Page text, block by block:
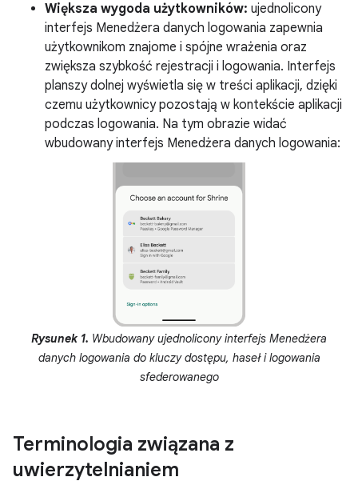
Większa wygoda użytkowników: ujednolicony
interfejs Menedżera danych logowania zapewnia
użytkownikom znajome i spójne wrażenia oraz
zwiększa szybkość rejestracji i logowania. Interfejs
planszy dolnej wyświetla się w treści aplikacji, dzięki
czemu użytkownicy pozostają w kontekście aplikacji
podczas logowania. Na tym obrazie widać
wbudowany interfejs Menedżera danych logowania:
Rysunek 1. Wbudowany ujednolicony interfejs Menedżera
danych logowania do kluczy dostępu, haseł i logowania
sfederowanego
Terminologia związana z
uwierzytelnianiem